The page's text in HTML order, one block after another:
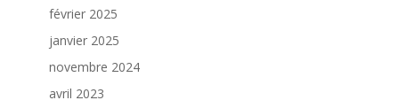
février 2025
janvier 2025
novembre 2024
avril 2023